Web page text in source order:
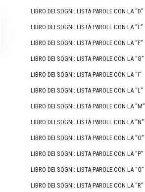
LIBRO DEI SOGNI: LISTA PAROLE CON LA “D”
LIBRO DEI SOGNI: LISTA PAROLE CON LA “E”
LIBRO DEI SOGNI: LISTA PAROLE CON LA “F”
LIBRO DEI SOGNI: LISTA PAROLE CON LA “G”
LIBRO DEI SOGNI: LISTA PAROLE CON LA “I”
LIBRO DEI SOGNI: LISTA PAROLE CON LA “L”
LIBRO DEI SOGNI: LISTA PAROLE CON LA “M”
LIBRO DEI SOGNI: LISTA PAROLE CON LA “N”
LIBRO DEI SOGNI: LISTA PAROLE CON LA “O”
LIBRO DEI SOGNI: LISTA PAROLE CON LA “P”
LIBRO DEI SOGNI: LISTA PAROLE CON LA “Q”
LIBRO DEI SOGNI: LISTA PAROLE CON LA “R”